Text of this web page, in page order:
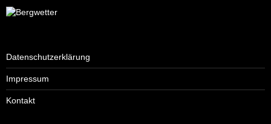
Datenschutzerklärung
Impressum
Kontakt